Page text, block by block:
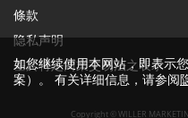
條款
隐私声明
基於特定商業交易法之表示
Copyright © WILLER
如您继续使用本网站，即表示
案）。 有关详细信息，请参阅